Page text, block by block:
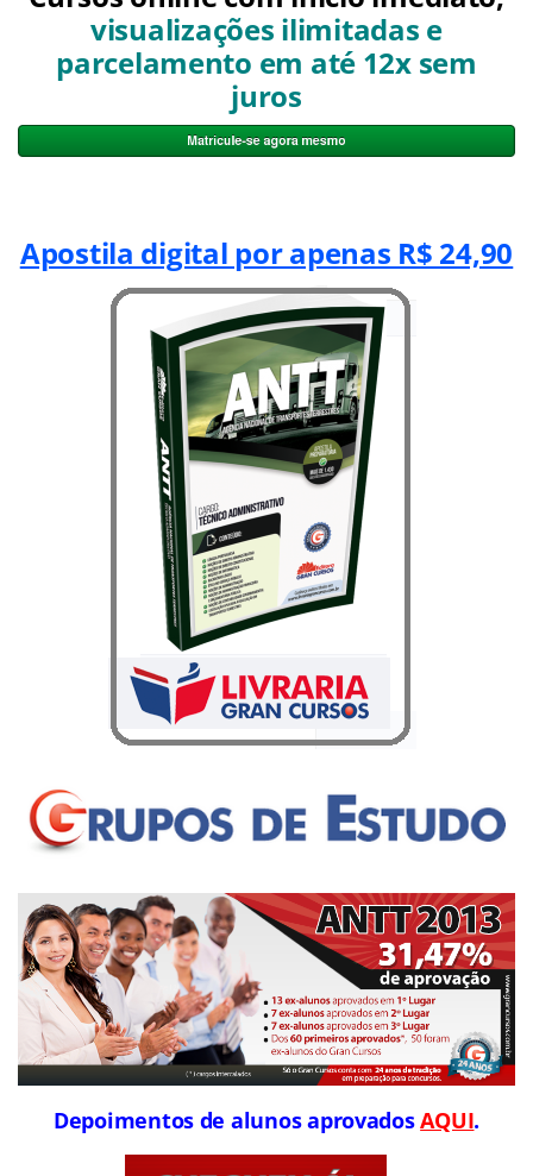
visualizações ilimitadas e
parcelamento em até 12x sem
juros
Apostila digital por apenas R$ 24,90
Depoimentos de alunos aprovadosAQUI.